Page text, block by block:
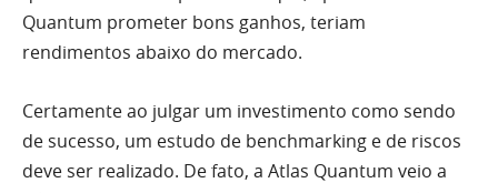
Quantum prometer bons ganhos, teriam
rendimentos abaixo do mercado.
Certamente ao julgar um investimento como sendo
de sucesso, um estudo de benchmarking e de riscos
deve ser realizado. De fato, a Atlas Quantum veio a